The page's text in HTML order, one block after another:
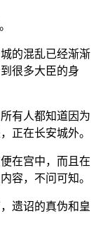
的混乱已经渐渐
很多大臣的身
有人都知道因为
正在长安城外。
在宫中，而且在
容，不问可知。
遗诏的真伪和皇